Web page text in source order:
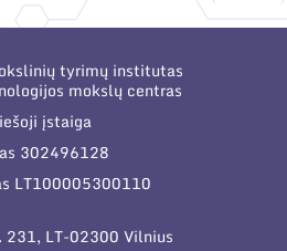
tyrimų institutas
mokslų centras
įstaiga
302496128
LT100005300110
231, LT-02300 Vilnius